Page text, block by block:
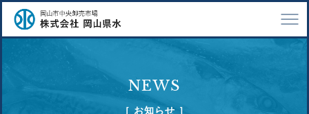
NEWS
［ お知らせ ］